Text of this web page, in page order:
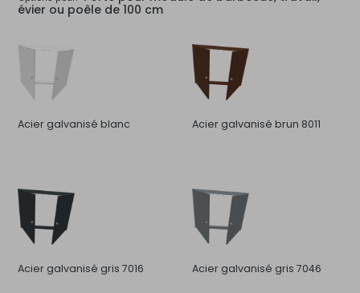
évier ou poêle de 100 cm
Acier galvanisé blanc Acier galvanisé brun 8011
Acier galvanisé gris 7016 Acier galvanisé gris 7046